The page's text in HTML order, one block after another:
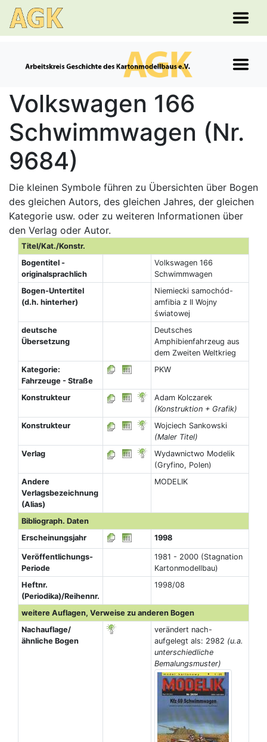
Volkswagen 166
Schwimmwagen (Nr.
9684)
Die kleinen Symbole führen zu Übersichten über Bogen
des gleichen Autors, des gleichen Jahres, der gleichen
Kategorie usw. oder zu weiteren Informationen über
den Verlag oder Autor.
Titel/Kat./Konstr.
Bogentitel -
originalsprachlich
Volkswagen 166
Schwimmwagen
Bogen-Untertitel
(d.h. hinterher)
Niemiecki samochód-
amfibia z II Wojny
światowej
deutsche
Übersetzung
Deutsches
Amphibienfahrzeug aus
dem Zweiten Weltkrieg
Kategorie:
Fahrzeuge - Straße
PKW
Konstrukteur
Adam Kolczarek
(Konstruktion + Grafik)
Konstrukteur
Wojciech Sankowski
(Maler Titel)
Verlag
Wydawnictwo Modelik
(Gryfino, Polen)
Andere
Verlagsbezeichnung
(Alias)
MODELIK
Bibliograph. Daten
Erscheinungsjahr
1998
Veröffentlichungs-
Periode
1981 - 2000 (Stagnation
Kartonmodellbau)
Heftnr.
(Periodika)/Reihennr.
1998/08
weitere Auflagen, Verweise zu anderen Bogen
Nachauflage/
ähnliche Bogen
verändert nach-
aufgelegt als: 2982 (u.a.
unterschiedliche
Bemalungsmuster)